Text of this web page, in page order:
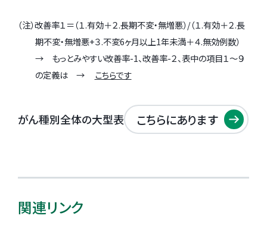
（注）改善率１＝（１.有効＋２.長期不変・無増悪）/（１.有効＋２.長
期不変・無増悪+３.不変6ヶ月以上1年未満＋４.無効例数）
→ もっとみやすい改善率-1、改善率-２、表中の項目１～９
の定義は → こちらです
がん種別全体の大型表 こちらにあります
関連リンク